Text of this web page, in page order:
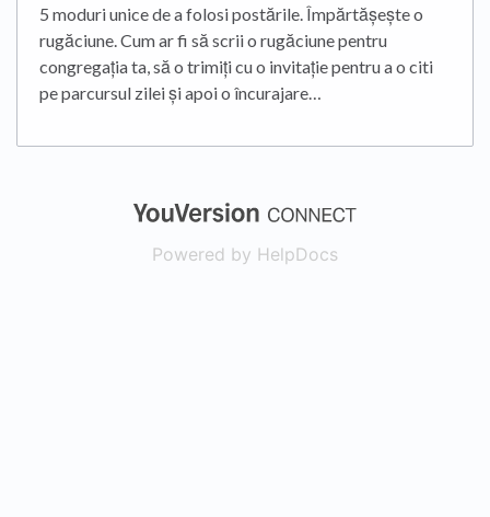
5 moduri unice de a folosi postările. Împărtășește o
rugăciune. Cum ar fi să scrii o rugăciune pentru
congregația ta, să o trimiți cu o invitație pentru a o citi
pe parcursul zilei și apoi o încurajare…
(opens in a
Powered by HelpDocs